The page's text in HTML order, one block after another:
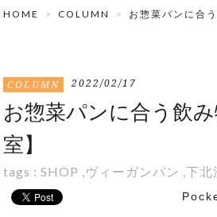
HOME COLUMN お惣菜パンに合
COLUMN 2022/02/17
お惣菜パンに合う飲
室】
tags : SHOP ,ヴィーガンパン ,下北